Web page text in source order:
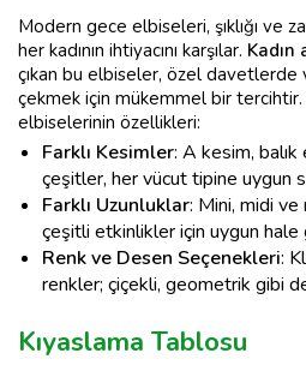
Modern gece elbiseleri, şıklığı ve
her kadının ihtiyacını karşılar. Kadın
çıkan bu elbiseler, özel
çekmek için mükemmel bir
elbiselerinin özellikleri:
Farklı Kesimler: A kesim,
çeşitler, her vücut tipine uygun
Farklı Uzunluklar: Mini, midi
çeşitli etkinlikler için uygun hale
Renk ve Desen Seçenekleri:
renkler; çiçekli, geometrik gibi
Kıyaslama Tablosu